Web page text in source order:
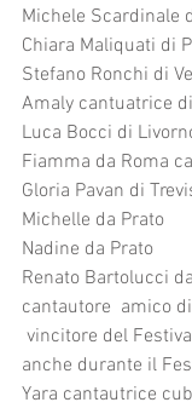
Michele Scardinale
Chiara Maliquati di
Stefano Ronchi di
Amaly cantuatrice
Luca Bocci di
Fiamma da Roma
Gloria Pavan di
Michelle da Prato
Nadine da Prato
Renato Bartolucci
cantautore  amico
vincitore del
anche durante il
Yara cantautrice